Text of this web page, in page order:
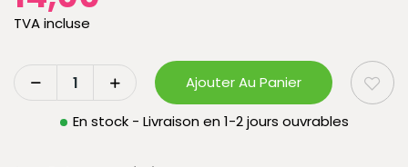
TVA incluse
Ajouter Au Panier
En stock - Livraison en 1-2 jours ouvrables